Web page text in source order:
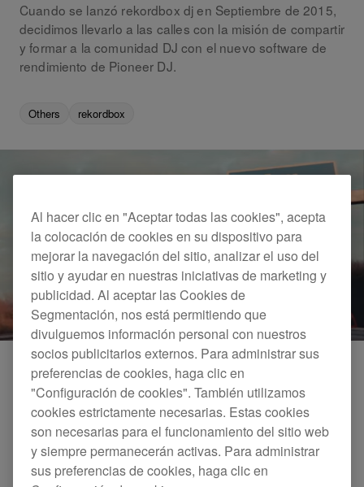
Cuando se lanzó rekordbox dj en Septiembre de 2015,
decidimos llevarlo a las calles con la misión de compartir
y formar a la comunidad DJ con el nuevo software de
rendimiento de Pioneer DJ.
Others rekordbox
Al hacer clic en "Aceptar todas las cookies", acepta
la colocación de cookies en su dispositivo para
mejorar la navegación del sitio, analizar el uso del
sitio y ayudar en nuestras iniciativas de marketing y
publicidad. Al aceptar las Cookies de
Segmentación, nos está permitiendo que
divulguemos información personal con nuestros
socios publicitarios externos. Para administrar sus
preferencias de cookies, haga clic en
"Configuración de cookies". También utilizamos
cookies estrictamente necesarias. Estas cookies
son necesarias para el funcionamiento del sitio web
y siempre permanecerán activas. Para administrar
sus preferencias de cookies, haga clic en